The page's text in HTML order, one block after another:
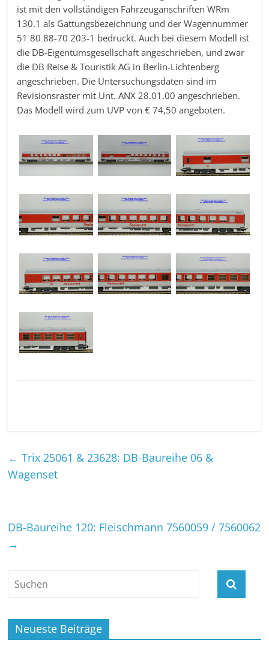
ist mit den vollständigen Fahrzeuganschriften WRm
130.1 als Gattungsbezeichnung und der Wagennummer
51 80 88-70 203-1 bedruckt. Auch bei diesem Modell ist
die DB-Eigentumsgesellschaft angeschrieben, und zwar
die DB Reise & Touristik AG in Berlin-Lichtenberg
angeschrieben. Die Untersuchungsdaten sind im
Revisionsraster mit Unt. ANX 28.01.00 angeschrieben.
Das Modell wird zum UVP von € 74,50 angeboten.
← Trix 25061 & 23628: DB-Baureihe 06 &
Wagenset
DB-Baureihe 120: Fleischmann 7560059 / 7560062
→
Neueste Beiträge